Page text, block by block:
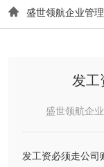
 盛世领航企业管理
发工
盛世领航企
发工资必须走公司